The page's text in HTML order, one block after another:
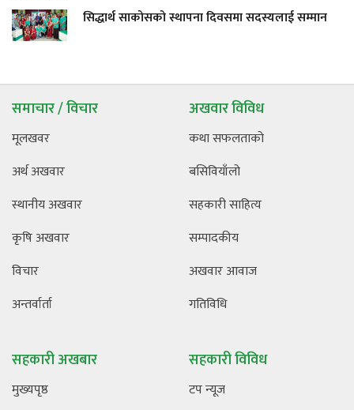
सिद्धार्थ साकोसको स्थापना दिवसमा सदस्यलाई सम्मान
समाचार / विचार
मूलखवर
अर्थ अखवार
स्थानीय अखवार
कृषि अखवार
विचार
अन्तर्वार्ता
अखवार विविध
कथा सफलताको
बसिवियाँलो
सहकारी साहित्य
सम्पादकीय
अखवार आवाज
गतिविधि
सहकारी अखबार
मुख्यपृष्ठ
सहकारी विविध
टप न्यूज